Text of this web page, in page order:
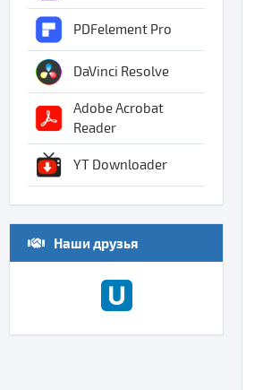
PDFelement Pro
DaVinci Resolve
Adobe Acrobat
Reader
YT Downloader
Наши друзья